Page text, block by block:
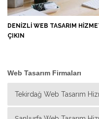
DENIZLI WEB TASARIM
ÇIKIN
Web Tasarım Firmaları
Tekirdağ Web Tasarım